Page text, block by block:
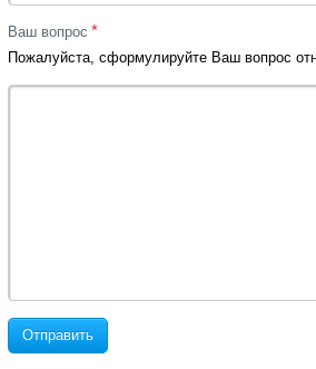
Ваш вопрос *
Пожалуйста, сформулируйте Ваш вопрос
Отправить